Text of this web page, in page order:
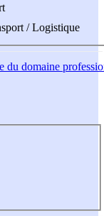
/ Logistique
du domaine